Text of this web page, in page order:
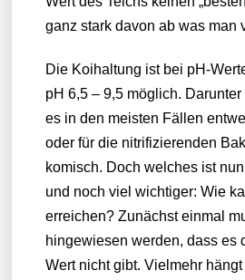
ganz stark davon ab was man
Die Koihaltung ist bei pH-
pH 6,5 – 9,5 möglich.
es in den meisten Fällen
oder für die nitrifizierenden
komisch. Doch welches ist
und noch viel wichtiger: Wie
erreichen? Zunächst einmal
hingewiesen werden, dass es
Wert nicht gibt. Vielmehr